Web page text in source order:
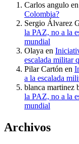
Carlos angulo en
Colombia?
Sergio Álvarez
la PAZ, no a la
mundial
Olaya en
escalada militar
Pilar Cartón en
a la escalada
blanca martinez
la PAZ, no a la
mundial
Archivos